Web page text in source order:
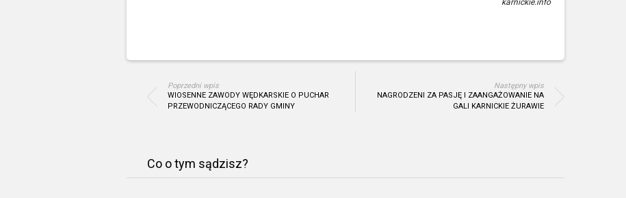
karnickie.info
Poprzedni wpis
WIOSENNE ZAWODY WĘDKARSKIE O PUCHAR
PRZEWODNICZĄCEGO RADY GMINY
Następny wpis
NAGRODZENI ZA PASJĘ I ZAANGAŻOWANIE NA
GALI KARNICKIE ŻURAWIE
Co o tym sądzisz?